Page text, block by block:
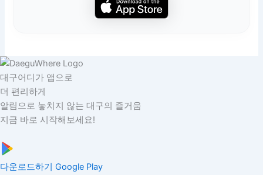
대구어디가 앱으로
더 편리하게
알림으로 놓치지 않는 대구의 즐거움
지금 바로 시작해보세요!
다운로드하기 Google Play